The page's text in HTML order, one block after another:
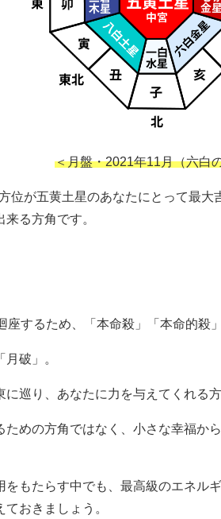
＜月盤・2021年11月（六白
位が五黄土星のあなたにとって最
る方角です。
座するため、「本命殺」「本命的殺
破」。
巡り、あなたに力を与えてくれる方
ための方角ではなく、小さな幸福か
をもたらす中でも、最高級のエネル
おきましょう。